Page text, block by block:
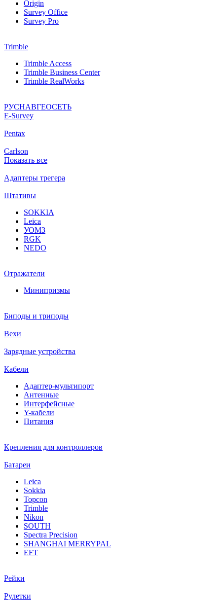
Origin
Survey Office
Survey Pro
Trimble
Trimble Access
Trimble Business Center
Trimble RealWorks
РУСНАВГЕОСЕТЬ
Е-Survey
Pentax
Carlson
Показать все
Адаптеры трегера
Штативы
SOKKIA
Leica
УОМЗ
RGK
NEDO
Отражатели
Минипризмы
Биподы и триподы
Вехи
Зарядные устройства
Кабели
Адаптер-мультипорт
Антенные
Интерфейсные
Y-кабели
Питания
Крепления для контроллеров
Батареи
Leica
Sokkia
Topcon
Trimble
Nikon
SOUTH
Spectra Precision
SHANGHAI MERRYPAL
EFT
Рейки
Рулетки